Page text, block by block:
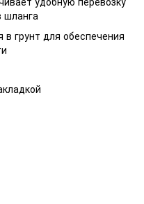
шланга
грунт для обеспечения